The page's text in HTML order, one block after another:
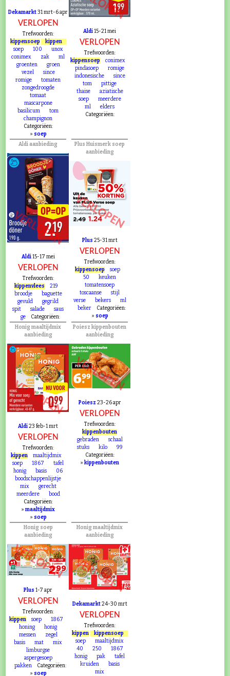
Dekamarkt31 mrt-6 apr
VERLOPEN
Trefwoorden:
kippensoep
kippen
soep
100
unox
conimex
zak
ml
groenten
groen
vezel
since
romige
tomaten
zongedroogde
tomaat
mascarpone
basilicum
tom
champignon
Categoriëen:
» soep
Aldi15-21 mei
VERLOPEN
Trefwoorden:
kippensoep
conimex
pindasoep
romige
indonesische
since
tom
pittige
thaise
aziatische
soep
meerdere
ml
elders
Categoriëen:
Aldi aanbieding
VERLOPEN
Aldi15-17 mei
VERLOPEN
Trefwoorden:
kippenvlees
219
broodje
baguette
gevuld
gegrild
spit
salade
saus
ge
Categoriëen:
Plus Huismerk soep
aanbieding
VERLOPEN
Plus 25-31 mrt
VERLOPEN
Trefwoorden:
kippensoep
soep
50
keuken
tomatensoep
toscaanse
stijl
verse
bekers
ml
beker
Categoriëen:
» soep
Honig maaltijdmix
aanbieding
VERLOPEN
Aldi23 feb-1 mrt
VERLOPEN
Trefwoorden:
kippen
maaltijdmix
soep
1867
tafel
honig
basis
06
boodschappenlijstje
mix
gerecht
meerdere
bood
Categoriëen:
»maaltijdmix
» soep
Poiesz kippenbouten
aanbieding
VERLOPEN
Poiesz 23-26 apr
VERLOPEN
Trefwoorden:
kippenbouten
gebraden
schaal
stuks
kilo
99
Categoriëen:
»kippenbouten
Honig soep
aanbieding
VERLOPEN
Plus 1-7 apr
VERLOPEN
Trefwoorden:
kippen
soep
1867
honing
honig
messen
zegel
basis
mat
mix
limburgse
aspergesoep
pakken
Categoriëen:
» soep
Honig maaltijdmix
aanbieding
VERLOPEN
Dekamarkt24-30 mrt
VERLOPEN
Trefwoorden:
kippen
kippensoep
soep
maaltijdmix
40
250
1867
honig
pak
tafel
kruiden
basis
mix